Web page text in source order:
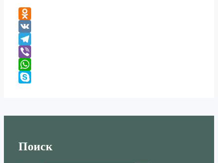
Odnoklassniki
VK
Telegram
Viber
WhatsApp
Поиск